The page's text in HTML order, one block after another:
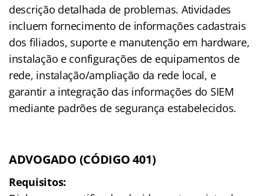
descrição detalhada de problemas. Atividades
incluem fornecimento de informações cadastrais
dos filiados, suporte e manutenção em hardware,
instalação e configurações de equipamentos de
rede, instalação/ampliação da rede local, e
garantir a integração das informações do SIEM
mediante padrões de segurança estabelecidos.
ADVOGADO (CÓDIGO 401)
Requisitos: